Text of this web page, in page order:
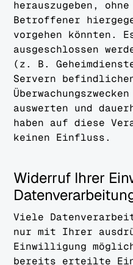
herauszugeben,
Betroffener
vorgehen könnten.
ausgeschlossen
(z. B.
Servern
auswerten und
haben auf diese
keinen Einfluss.
Widerruf Ihrer
Viele
nur mit Ihrer
Einwilligung
bereits erteilte